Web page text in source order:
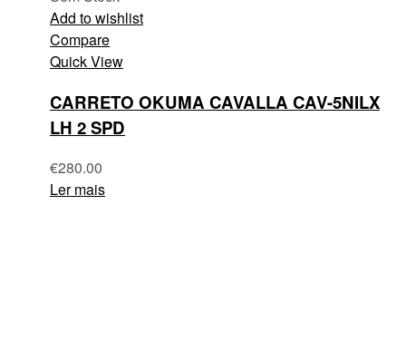
Add to wishlist
Compare
Quick View
CARRETO OKUMA CAVALLA CAV-5NILX
LH 2 SPD
€280.00
Ler mais